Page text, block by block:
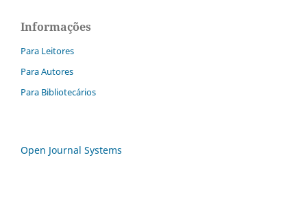
Informações
Para Leitores
Para Autores
Para Bibliotecários
Open Journal Systems